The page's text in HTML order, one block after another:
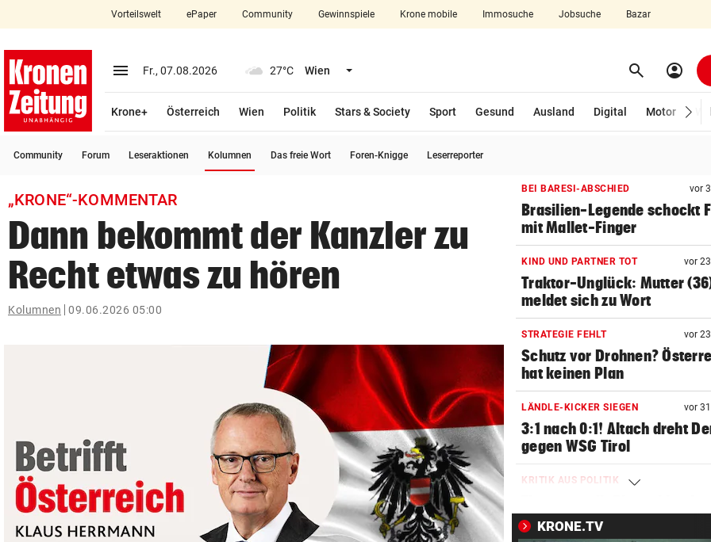
closeSchließen
account_circle Anmelden
arrow_right
arrow_right
bookmark
search
Suchbegriff
eingeben
Vorteilswelt ePaper Community Gewinnspiele Krone mobile Immosuche Jobsuche Bazar
menu Menü aufklappen
Fr., 07.08.2026 27°C Wien Menü aufklappen search Suchen
account_circle
Krone+ Österreich Wien Politik Stars & Society Sport Gesund Ausland Digital Motor
Community Forum Leseraktionen Kolumnen Das freie Wort Foren-Knigge Leserreporter
„KRONE“-KOMMENTAR
Dann bekommt der Kanzler zu
Recht etwas zu hören
Kolumnen 09.06.2026 05:00
BEI BARESI-ABSCHIED vor
Brasilien-Legende schockt
mit Mallet-Finger
KIND UND PARTNER TOT vor
Traktor-Unglück: Mutter
meldet sich zu Wort
STRATEGIE FEHLT vor
Schutz vor Drohnen?
hat keinen Plan
LÄNDLE-KICKER SIEGEN vor
3:1 nach 0:1! Altach dreht
gegen WSG Tirol
KRITIK AUS POLITIK
300.000 Euro auf
KRONE.TV